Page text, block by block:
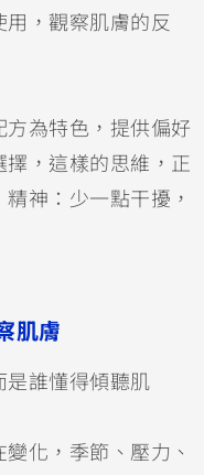
，觀察肌膚的反
為特色，提供偏好
，這樣的思維，正
神：少一點干擾，
肌膚
是誰懂得傾聽肌
化，季節、壓力、